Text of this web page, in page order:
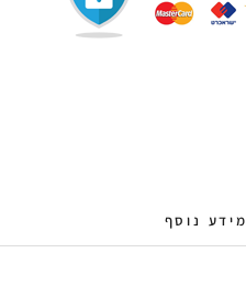
מידע נוסף